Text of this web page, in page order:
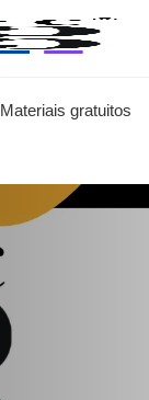
Materiais gratuitos